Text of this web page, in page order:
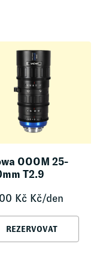
OOOM 25-
T2.9
Kč Kč/den
REZERVOVAT